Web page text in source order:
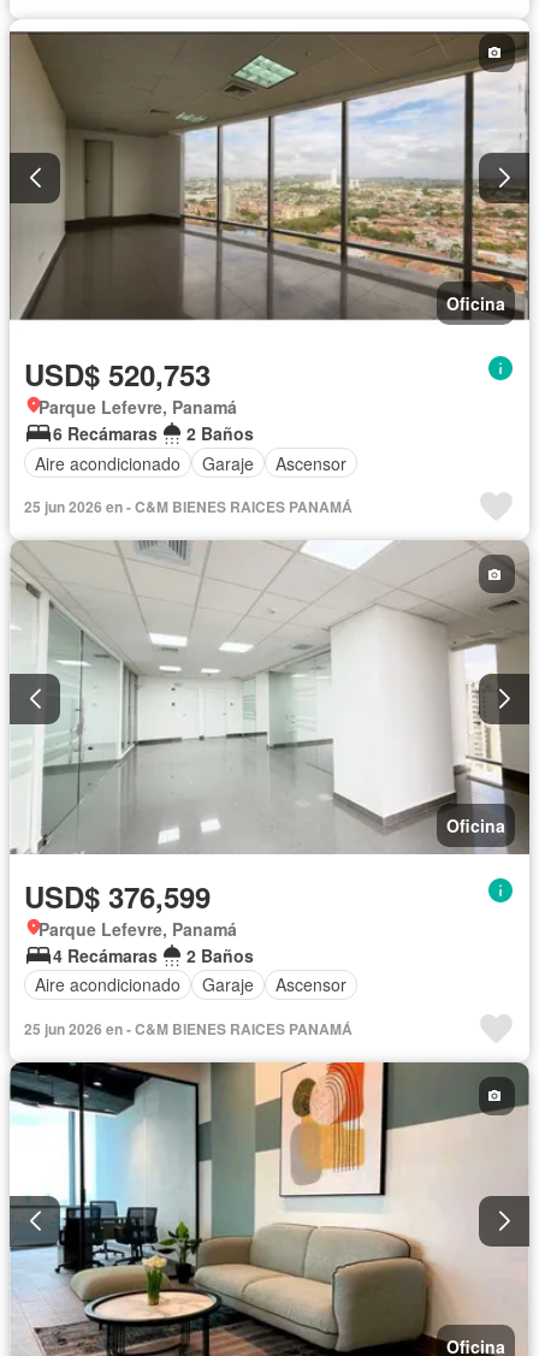
Oficina
USD$ 520,753
Parque Lefevre, Panamá
6 Recámaras
2 Baños
Aire acondicionado
Garaje Ascensor
25 jun 2026 en - C&M BIENES RAICES PANAMÁ
Oficina
USD$ 376,599
Parque Lefevre, Panamá
4 Recámaras
2 Baños
Aire acondicionado
Garaje Ascensor
25 jun 2026 en - C&M BIENES RAICES PANAMÁ
Oficina